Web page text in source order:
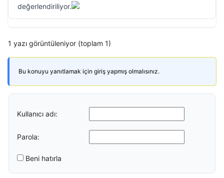
değerlendiriliyor.
1 yazı görüntüleniyor (toplam 1)
Bu konuyu yanıtlamak için giriş yapmış olmalısınız.
Kullanıcı adı:
Parola:
Beni hatırla